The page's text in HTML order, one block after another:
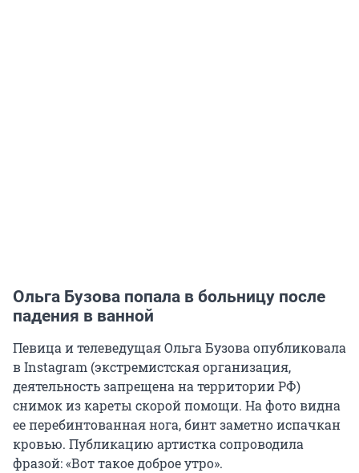
Ольга Бузова попала в больницу после
падения в ванной
Певица и телеведущая Ольга Бузова опубликовала
в Instagram (экстремистская организация,
деятельность запрещена на территории РФ)
снимок из кареты скорой помощи. На фото видна
ее перебинтованная нога, бинт заметно испачкан
кровью. Публикацию артистка сопроводила
фразой: «Вот такое доброе утро».